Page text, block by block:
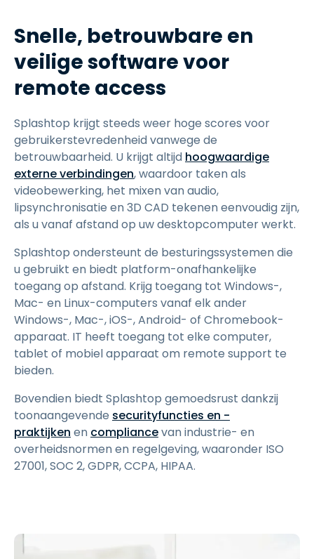
Snelle, betrouwbare en
veilige software voor
remote access
Splashtop krijgt steeds weer hoge scores voor
gebruikerstevredenheid vanwege de
betrouwbaarheid. U krijgt altijd hoogwaardige
externe verbindingen, waardoor taken als
videobewerking, het mixen van audio,
lipsynchronisatie en 3D CAD tekenen eenvoudig zijn,
als u vanaf afstand op uw desktopcomputer werkt.
Splashtop ondersteunt de besturingssystemen die
u gebruikt en biedt platform-onafhankelijke
toegang op afstand. Krijg toegang tot Windows-,
Mac- en Linux-computers vanaf elk ander
Windows-, Mac-, iOS-, Android- of Chromebook-
apparaat. IT heeft toegang tot elke computer,
tablet of mobiel apparaat om remote support te
bieden.
Bovendien biedt Splashtop gemoedsrust dankzij
toonaangevende securityfuncties en -
praktijken en compliancevan industrie- en
overheidsnormen en regelgeving, waaronder ISO
27001, SOC 2, GDPR, CCPA, HIPAA.